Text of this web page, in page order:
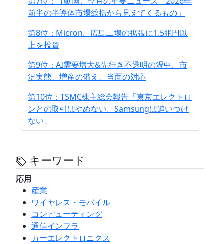
前半の半導体市場総括から見えてくるもの」
第8位：Micron、広島工場の拡張に1.5兆円以
上を投資
第9位：AI需要増大&先行き不透明の渦中、市
況実態、増産の備え、当面の対応
第10位：TSMC株主総会報告「東京エレクトロ
ンとの取引はやめない。Samsungは追いつけ
ない」
キーワード
応用
産業
ワイヤレス・モバイル
コンピューティング
通信インフラ
カーエレクトロニクス